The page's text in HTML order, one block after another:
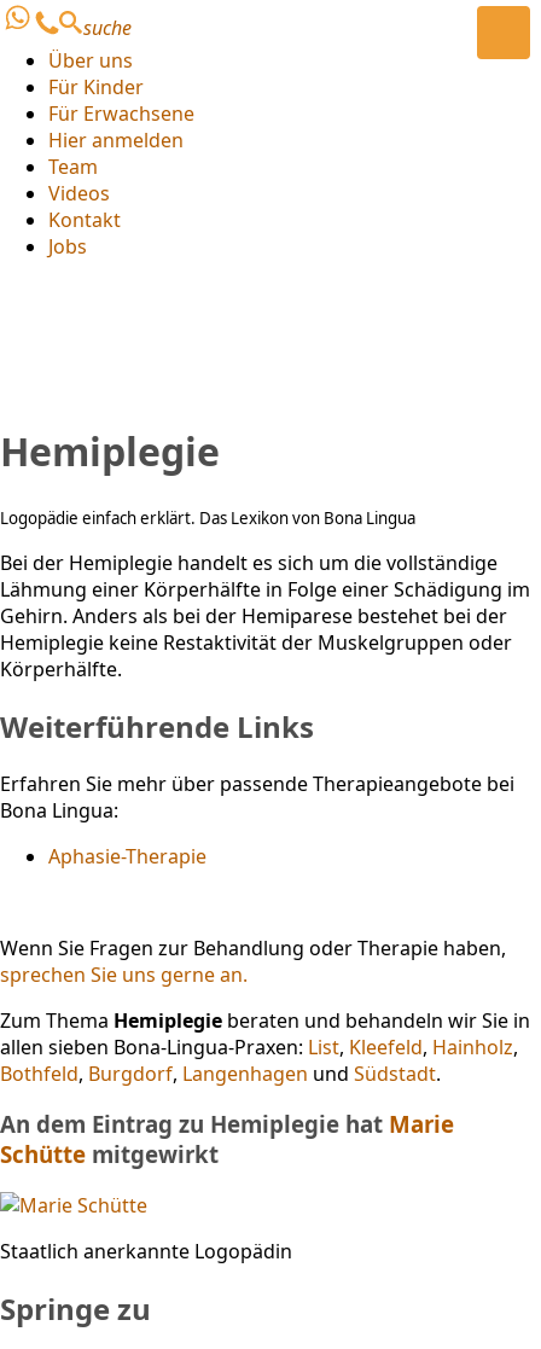
suche
Über uns
Für Kinder
Für Erwachsene
Hier anmelden
Team
Videos
Kontakt
Jobs
Hemiplegie
Logopädie einfach erklärt. Das Lexikon von Bona Lingua
Bei der Hemiplegie handelt es sich um die vollständige
Lähmung einer Körperhälfte in Folge einer Schädigung im
Gehirn. Anders als bei der Hemiparese bestehet bei der
Hemiplegie keine Restaktivität der Muskelgruppen oder
Körperhälfte.
Weiterführende Links
Erfahren Sie mehr über passende Therapieangebote bei
Bona Lingua:
Aphasie-Therapie
Wenn Sie Fragen zur Behandlung oder Therapie haben,
sprechen Sie uns gerne an.
Zum Thema Hemiplegie beraten und behandeln wir Sie in
allen sieben Bona-Lingua-Praxen: List, Kleefeld, Hainholz,
Bothfeld, Burgdorf, Langenhagen und Südstadt.
An dem Eintrag zu Hemiplegie hat Marie
Schütte mitgewirkt
Staatlich anerkannte Logopädin
Springe zu